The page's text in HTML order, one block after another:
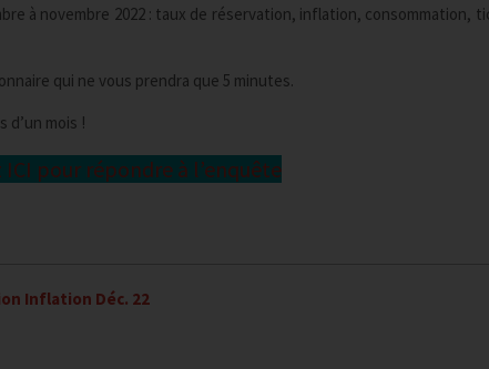
à novembre 2022 : taux de réservation, inflation, consommation,
qui ne vous prendra que 5 minutes.
d’un mois !
ICI pour répondre à l’enquête
Inflation Déc. 22